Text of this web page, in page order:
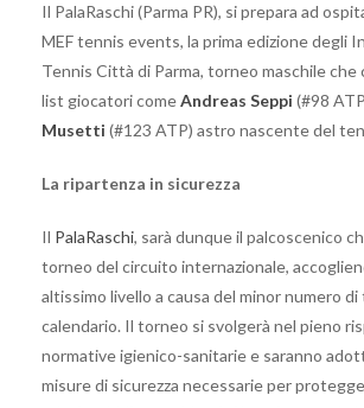
Il PalaRaschi (Parma PR), si prepara ad
MEF tennis events, la prima edizione degli
Tennis Città di Parma, torneo maschile che
list giocatori comeAndreas Seppi (#98
Musetti (#123 ATP) astro nascente del
La ripartenza in sicurezza
Il PalaRaschi, sarà dunque il palcoscenico
torneo del circuito internazionale,
altissimo livello a causa del minor numero
calendario. Il torneo si svolgerà nel pieno
normative igienico-sanitarie e saranno
misure di sicurezza necessarie per